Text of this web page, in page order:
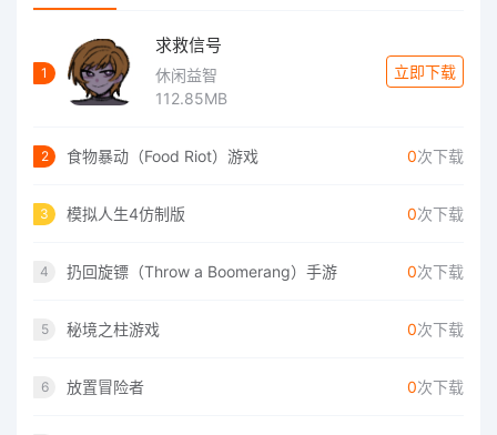
1
求救信号
休闲益智
112.85MB
立即下载
2 食物暴动（Food Riot）游戏 0次下载
3 模拟人生4仿制版 0次下载
4 扔回旋镖（Throw a Boomerang）手游 0次下载
5 秘境之柱游戏 0次下载
6 放置冒险者 0次下载